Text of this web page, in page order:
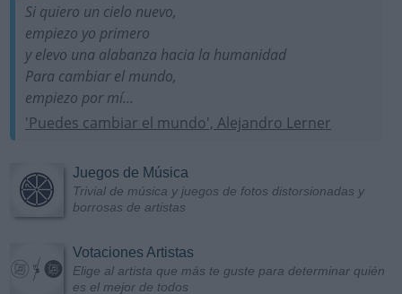
Si quiero un cielo nuevo,
empiezo yo primero
y elevo una alabanza hacia la humanidad
Para cambiar el mundo,
empiezo por mí...
'Puedes cambiar el mundo', Alejandro Lerner
Juegos de Música
Trivial de música y juegos de fotos distorsionadas y
borrosas de artistas
Votaciones Artistas
Elige al artista que más te guste para determinar quién
es el mejor de todos